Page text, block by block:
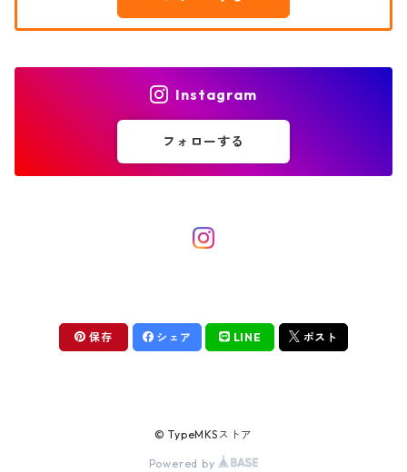
Instagram
フォローする
保存 シェア LINE ポスト
© TypeMKSストア
Powered by